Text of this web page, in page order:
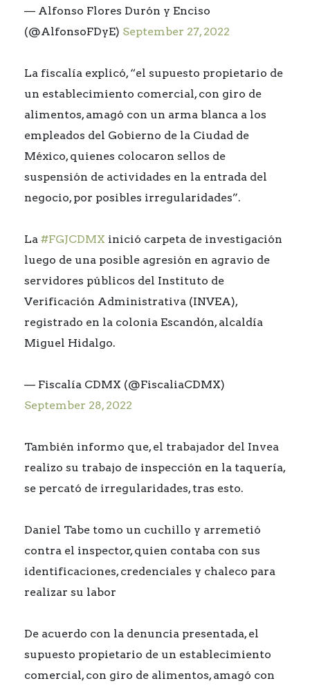
— Alfonso Flores Durón y Enciso
(@AlfonsoFDyE) September 27, 2022
La fiscalía explicó, “el supuesto propietario de
un establecimiento comercial, con giro de
alimentos, amagó con un arma blanca a los
empleados del Gobierno de la Ciudad de
México, quienes colocaron sellos de
suspensión de actividades en la entrada del
negocio, por posibles irregularidades”.
La #FGJCDMX inició carpeta de investigación
luego de una posible agresión en agravio de
servidores públicos del Instituto de
Verificación Administrativa (INVEA),
registrado en la colonia Escandón, alcaldía
Miguel Hidalgo.
— Fiscalía CDMX (@FiscaliaCDMX)
September 28, 2022
También informo que, el trabajador del Invea
realizo su trabajo de inspección en la taquería,
se percató de irregularidades, tras esto.
Daniel Tabe tomo un cuchillo y arremetió
contra el inspector, quien contaba con sus
identificaciones, credenciales y chaleco para
realizar su labor
De acuerdo con la denuncia presentada, el
supuesto propietario de un establecimiento
comercial, con giro de alimentos, amagó con